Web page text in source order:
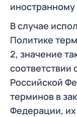
В случае
Политике
2, значение
соответствии
Российской
терминов в
Федерации, их